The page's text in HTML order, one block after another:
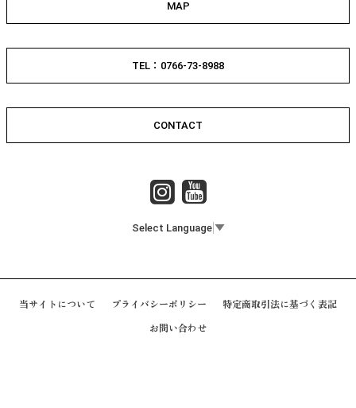
MAP
TEL：0766-73-8988
CONTACT
Select Language ▼
当サイトについて プライバシーポリシー 特定商取引法に基づく表記
お問い合わせ